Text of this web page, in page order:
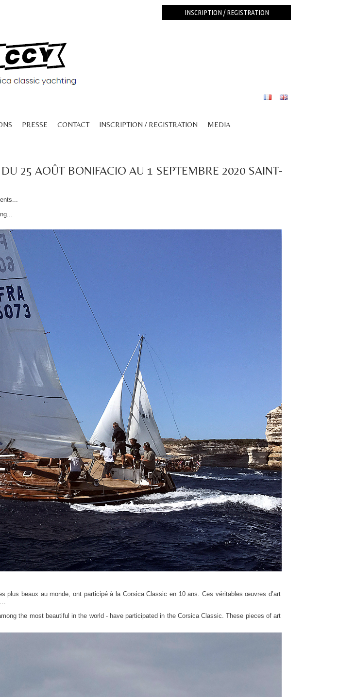
INSCRIPTION / REGISTRATION
PRESSE CONTACT INSCRIPTION / REGISTRATION MEDIA
25 AOÛT BONIFACIO AU 1 SEPTEMBRE 2020 SAINT-
plus beaux au monde, ont participé à la Corsica Classic en 10 ans. Ces véritables œuvres d’art
the most beautiful in the world - have participated in the Corsica Classic. These pieces of art